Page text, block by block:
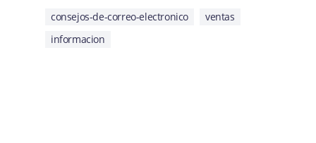
consejos-de-correo-electronico
ventas
informacion